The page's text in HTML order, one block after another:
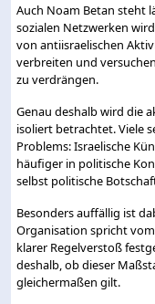
Auch Noam Betan steht
sozialen Netzwerken
von antiisraelischen
verbreiten und
zu verdrängen.
Genau deshalb wird die
isoliert betrachtet. Viele
Problems: Israelische
häufiger in politische
selbst politische
Besonders auffällig ist
Organisation spricht
klarer Regelverstoß
deshalb, ob dieser
gleichermaßen gilt.